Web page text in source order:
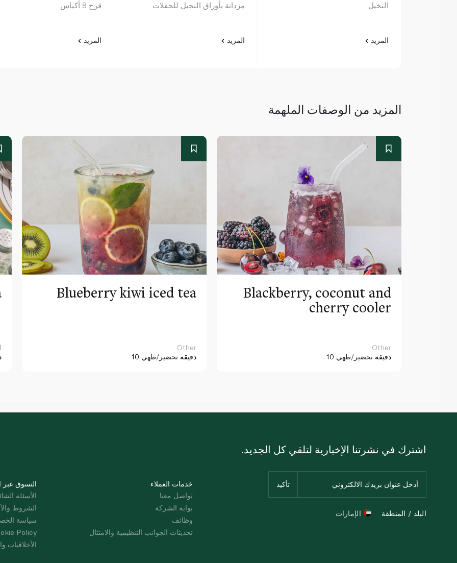
النخيل
المزيد
مزدانة بأوراق النخيل للحفلات
المزيد
قزح 8 أكياس
المزيد
المزيد من الوصفات الملهمة
Blueberry kiwi iced tea
Other
10 دقيقة تحضير/طهي
Blackberry, coconut and
cherry cooler
Other
10 دقيقة تحضير/طهي
التسوق عبر
الأسئلة
الشروط
سياسة
Policy
الأخلاقيات
خدمات العملاء
تواصل معنا
بوابة الشركة
وظائف
تحديثات الجوانب التنظيمية والامتثال
اشترك في نشرتنا الإخبارية لتلقي كل الجديد.
البلد / المنطقة الإمارات